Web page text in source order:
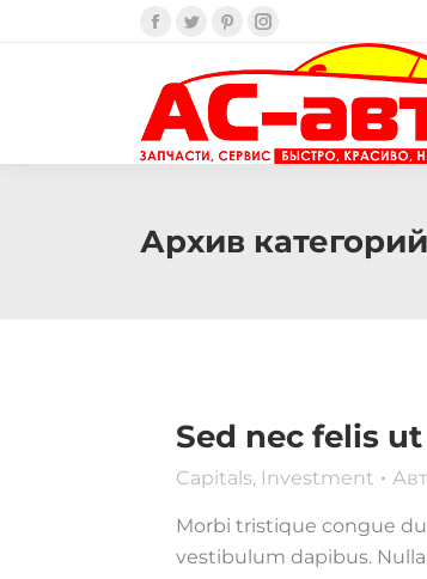
Facebook
TwitterPinterest
Instagram
Архив
Sed nec felis
Capitals, Investment
Morbi tristique congue
vestibulum dapibus.